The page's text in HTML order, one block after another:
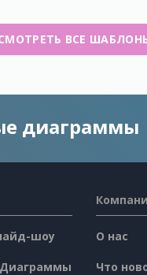
ВСЕ
диаграммы
шоу О нас
Что